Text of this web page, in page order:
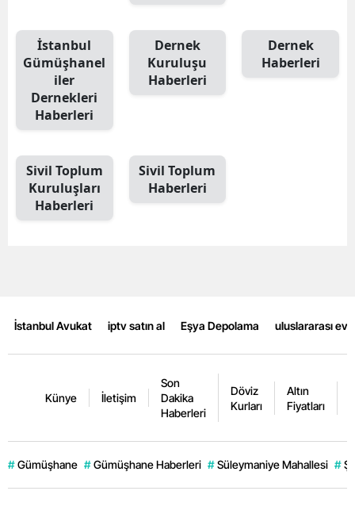
Gümüşhane
Hakkari
Mersin
Kırklareli
Kırşehir
Konya
İstanbul
Gümüşhanel
iler
Dernekleri
Haberleri
Dernek
Kuruluşu
Haberleri
Dernek
Haberleri
Sivil Toplum
Kuruluşları
Haberleri
Sivil Toplum
Haberleri
İstanbul Avukat iptv satın al Eşya Depolama uluslararası
Künye İletişim
Son
Dakika
Haberleri
Döviz
Kurları
Altın
Fiyatları
# Gümüşhane # Gümüşhane Haberleri # Süleymaniye Mahallesi #